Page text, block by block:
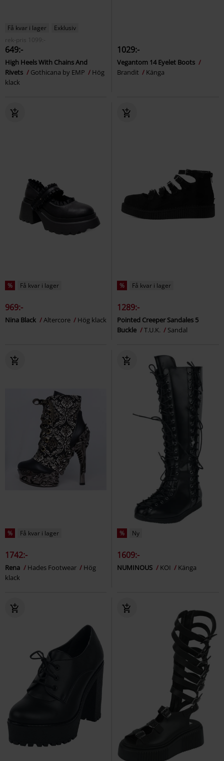
Få kvar i lager
Exklusiv
rek-pris
1099:-
649:-
High Heels With Chains And
Rivets
Gothicana by EMP
Hög
klack
1029:-
Vegantom 14 Eyelet Boots
Brandit
Känga
% Få kvar i lager
969:-
Nina Black Altercore Hög klack
% Få kvar i lager
1289:-
Pointed Creeper Sandales 5
Buckle
T.U.K. Sandal
% Få kvar i lager
1742:-
Rena Hades Footwear
Hög
klack
% Ny
1609:-
NUMINOUS KOI Känga